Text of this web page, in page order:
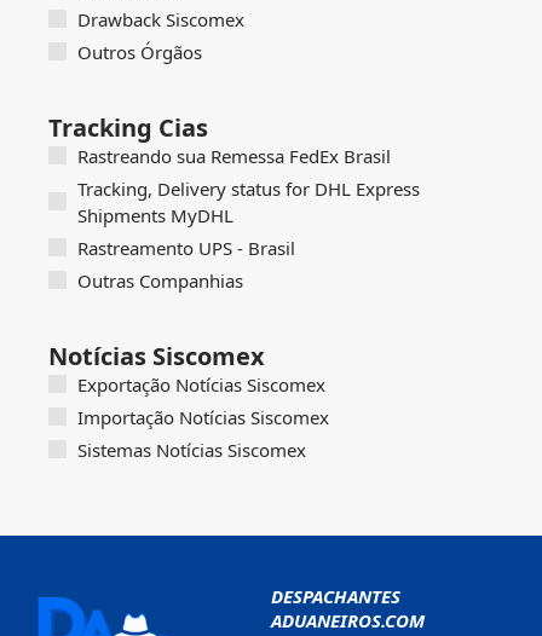
Drawback Siscomex
Outros Órgãos
Tracking Cias
Rastreando sua Remessa FedEx Brasil
Tracking, Delivery status for DHL Express
Shipments MyDHL
Rastreamento UPS - Brasil
Outras Companhias
Notícias Siscomex
Exportação Notícias Siscomex
Importação Notícias Siscomex
Sistemas Notícias Siscomex
DESPACHANTES
ADUANEIROS.COM